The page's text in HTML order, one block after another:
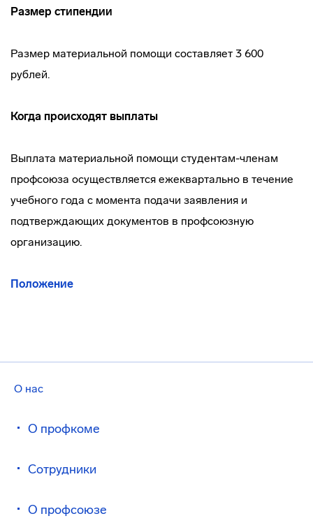
О нас
О профкоме
Сотрудники
О профсоюзе
Размер стипендии
Размер материальной помощи составляет 3 600
рублей.
Когда происходят выплаты
Выплата материальной помощи студентам-членам
профсоюза осуществляется ежеквартально в течение
учебного года с момента подачи заявления и
подтверждающих документов в профсоюзную
организацию.
Положение